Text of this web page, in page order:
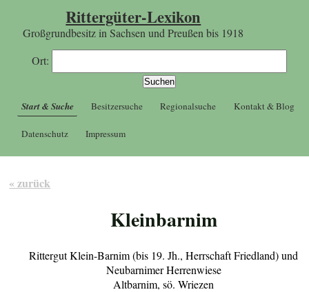
Rittergüter-Lexikon
Großgrundbesitz in Sachsen und Preußen bis 1918
Ort:
Start & Suche Besitzersuche Regionalsuche Kontakt & Blog
Datenschutz Impressum
« zurück
Kleinbarnim
Rittergut Klein-Barnim (bis 19. Jh., Herrschaft Friedland) und
Neubarnimer Herrenwiese
Altbarnim, sö. Wriezen